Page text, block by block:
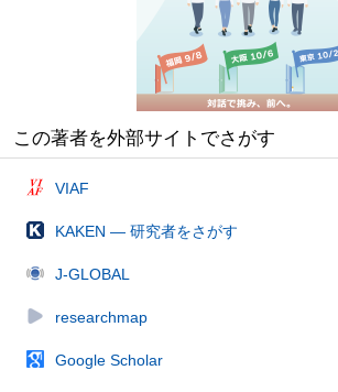
この著者を外部サイトでさがす
VIAF
KAKEN — 研究者をさがす
J-GLOBAL
researchmap
Google Scholar